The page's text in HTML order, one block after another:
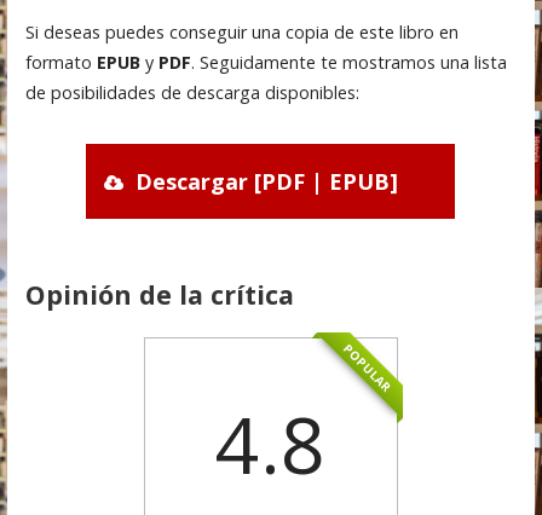
Si deseas puedes conseguir una copia de este libro en
formato EPUBy PDF. Seguidamente te mostramos una lista
de posibilidades de descarga disponibles:
Descargar [PDF | EPUB]
Opinión de la crítica
POPULAR
4.8